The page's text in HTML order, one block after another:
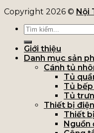
Copyright 2026 © Nội
Tìm
kiếm:
Giới thiệu
Danh mục sản
Cánh tủ
Tủ
Tủ
Tủ
Thiết bị điện
Thiết
Nguồn